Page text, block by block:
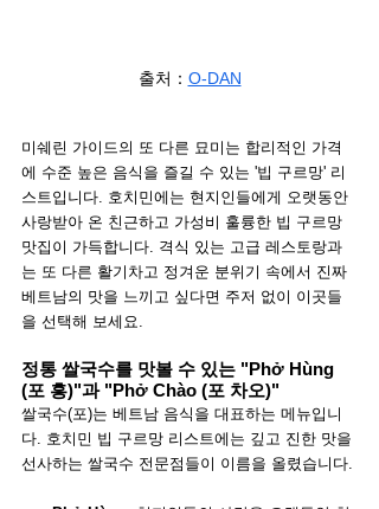
출처 ： O-DAN
미쉐린 가이드의 또 다른 묘미는 합리적인 가격
에 수준 높은 음식을 즐길 수 있는 '빕 구르망' 리
스트입니다. 호치민에는 현지인들에게 오랫동안
사랑받아 온 친근하고 가성비 훌륭한 빕 구르망
맛집이 가득합니다. 격식 있는 고급 레스토랑과
는 또 다른 활기차고 정겨운 분위기 속에서 진짜
베트남의 맛을 느끼고 싶다면 주저 없이 이곳들
을 선택해 보세요.
정통 쌀국수를 맛볼 수 있는 "Phở Hùng
(포 흥)"과 "Phở Chào (포 차오)"
쌀국수(포)는 베트남 음식을 대표하는 메뉴입니
다. 호치민 빕 구르망 리스트에는 깊고 진한 맛을
선사하는 쌀국수 전문점들이 이름을 올렸습니다.